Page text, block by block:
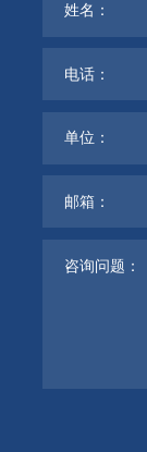
姓名：
电话：
单位：
邮箱：
咨询问题：